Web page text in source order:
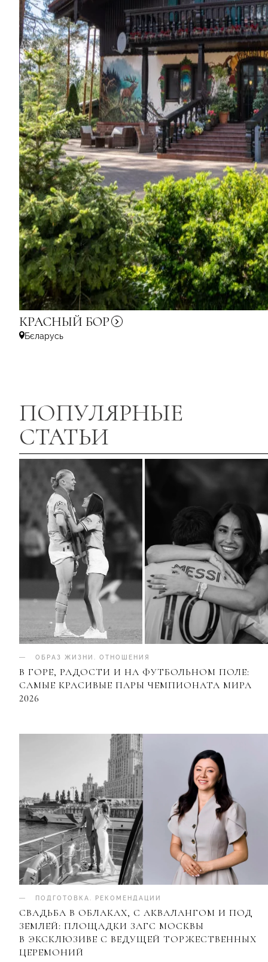
КРАСНЫЙ БОР
Бєларусь
ПОПУЛЯРНЫЕ
СТАТЬИ
ОБРАЗ ЖИЗНИ ОТНОШЕНИЯ
В ГОРЕ, РАДОСТИ И НА ФУТБОЛЬНОМ ПОЛЕ:
САМЫЕ КРАСИВЫЕ ПАРЫ ЧЕМПИОНАТА МИРА
2026
ПОДГОТОВКА. РЕКОМЕНДАЦИИ
СВАДЬБА В ОБЛАКАХ, С АКВАЛАНГОМ И ПОД
ЗЕМЛЕЙ: ПЛОЩАДКИ ЗАГС МОСКВЫ
В ЭКСКЛЮЗИВЕ С ВЕДУЩЕЙ ТОРЖЕСТВЕННЫХ
ЦЕРЕМОНИЙ